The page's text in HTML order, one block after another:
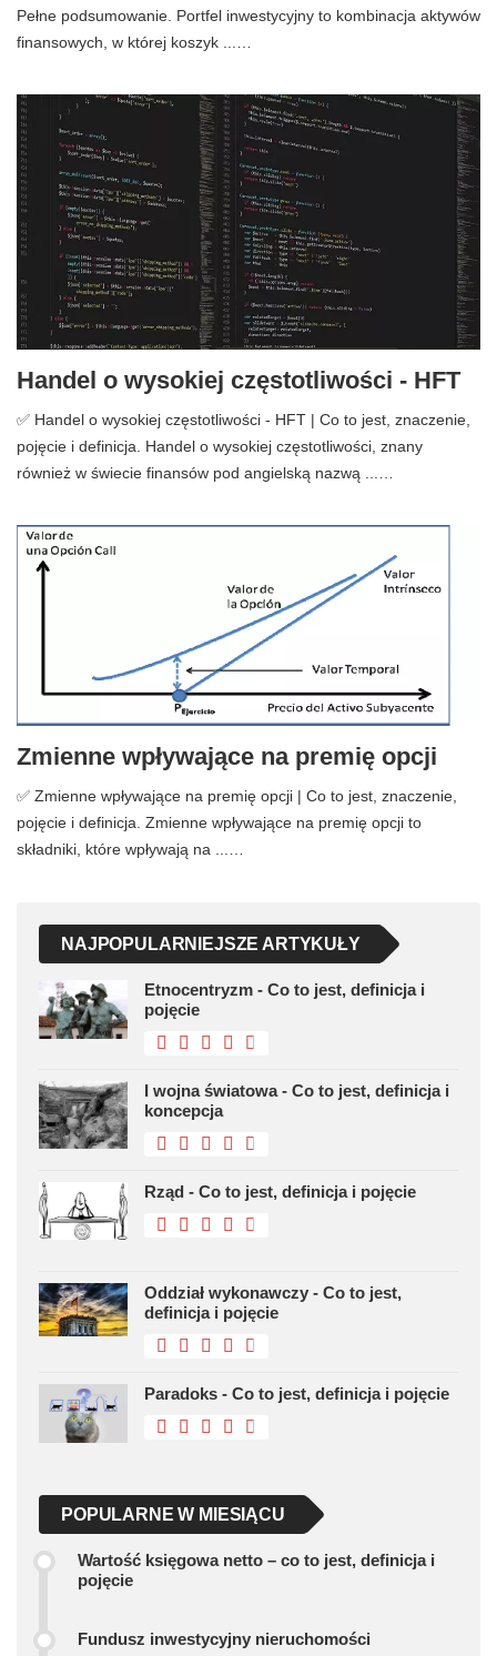
Pełne podsumowanie. Portfel inwestycyjny to kombinacja aktywów
finansowych, w której koszyk ...…
Handel o wysokiej częstotliwości - HFT
✅ Handel o wysokiej częstotliwości - HFT | Co to jest, znaczenie,
pojęcie i definicja. Handel o wysokiej częstotliwości, znany
również w świecie finansów pod angielską nazwą ...…
Zmienne wpływające na premię opcji
✅ Zmienne wpływające na premię opcji | Co to jest, znaczenie,
pojęcie i definicja. Zmienne wpływające na premię opcji to
składniki, które wpływają na ...…
NAJPOPULARNIEJSZE ARTYKUŁY
Etnocentryzm - Co to jest, definicja i
pojęcie
I wojna światowa - Co to jest, definicja i
koncepcja
Rząd - Co to jest, definicja i pojęcie
Oddział wykonawczy - Co to jest,
definicja i pojęcie
Paradoks - Co to jest, definicja i pojęcie
POPULARNE W MIESIĄCU
Wartość księgowa netto – co to jest, definicja i
pojęcie
Fundusz inwestycyjny nieruchomości